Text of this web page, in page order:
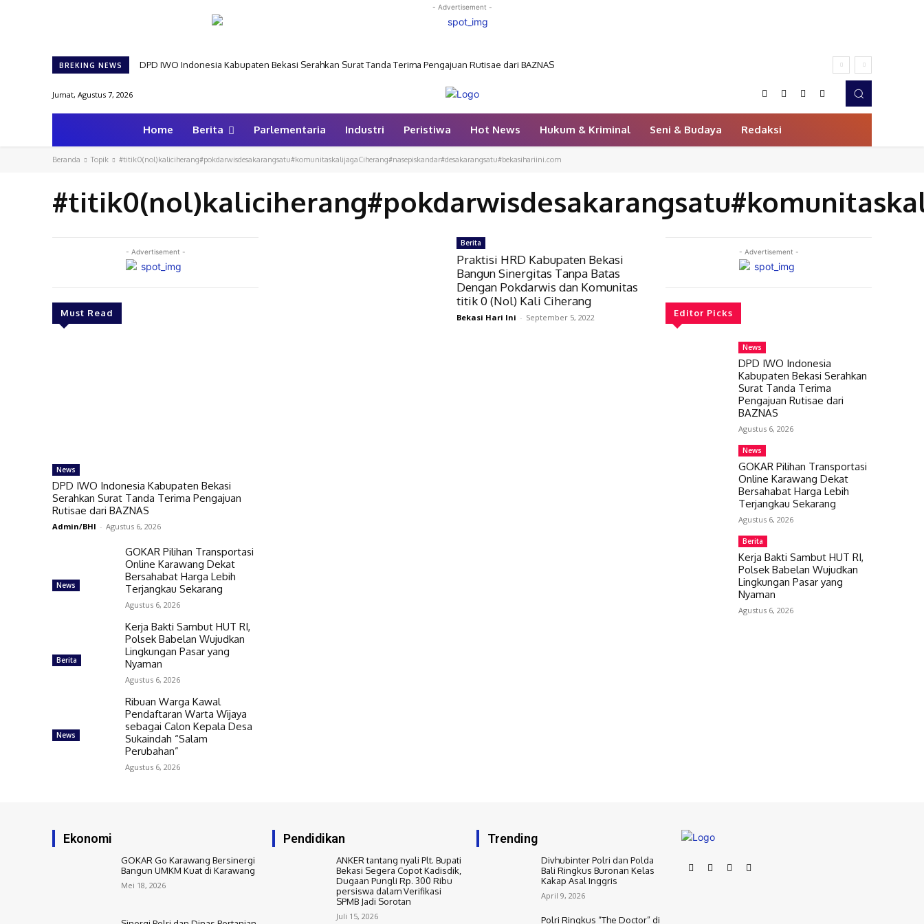
- Advertisement -
BREKING NEWS DPD IWO Indonesia Kabupaten Bekasi Serahkan Surat Tanda Terima Pengajuan Rutisae dari BAZNAS
Jumat, Agustus 7, 2026
Home Berita Parlementaria Industri Peristiwa Hot News Hukum & Kriminal Seni & Budaya Redaksi
Beranda Topik #titik0(nol)kaliciherang#pokdarwisdesakarangsatu#komunitaskalijagaCiherang#nasepiskandar#desakarangsatu#bekasihariini.com
- Advertisement -
Must Read
News
DPD IWO Indonesia Kabupaten Bekasi
Serahkan Surat Tanda Terima Pengajuan
Rutisae dari BAZNAS
Admin/BHI - Agustus 6, 2026
News
GOKAR Pilihan Transportasi
Online Karawang Dekat
Bersahabat Harga Lebih
Terjangkau Sekarang
Agustus 6, 2026
Berita
Kerja Bakti Sambut HUT RI,
Polsek Babelan Wujudkan
Lingkungan Pasar yang
Nyaman
Agustus 6, 2026
News
Ribuan Warga Kawal
Pendaftaran Warta Wijaya
sebagai Calon Kepala Desa
Sukaindah “Salam
Perubahan”
Agustus 6, 2026
Berita
Praktisi HRD Kabupaten Bekasi
Bangun Sinergitas Tanpa Batas
Dengan Pokdarwis dan Komunitas
titik 0 (Nol) Kali Ciherang
Bekasi Hari Ini - September 5, 2022
- Advertisement -
Editor Picks
News
DPD IWO Indonesia
Kabupaten Bekasi Serahkan
Surat Tanda Terima
Pengajuan Rutisae dari
BAZNAS
Agustus 6, 2026
News
GOKAR Pilihan Transportasi
Online Karawang Dekat
Bersahabat Harga Lebih
Terjangkau Sekarang
Agustus 6, 2026
Berita
Kerja Bakti Sambut HUT RI,
Polsek Babelan Wujudkan
Lingkungan Pasar yang
Nyaman
Agustus 6, 2026
Ekonomi
GOKAR Go Karawang Bersinergi
Bangun UMKM Kuat di Karawang
Mei 18, 2026
Pendidikan
ANKER tantang nyali Plt. Bupati
Bekasi Segera Copot Kadisdik,
Dugaan Pungli Rp. 300 Ribu
persiswa dalam Verifikasi
SPMB Jadi Sorotan
Juli 15, 2026
Trending
Divhubinter Polri dan Polda
Bali Ringkus Buronan Kelas
Kakap Asal Inggris
April 9, 2026
Polri Ringkus “The Doctor” di